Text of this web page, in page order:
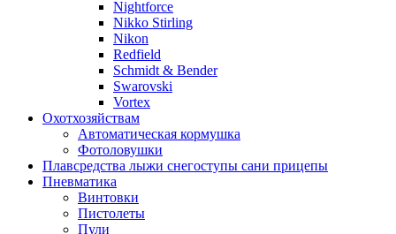
Nightforce
Nikko Stirling
Nikon
Redfield
Schmidt & Bender
Swarovski
Vortex
Охотхозяйствам
Автоматическая кормушка
Фотоловушки
Плавсредства лыжи снегоступы сани прицепы
Пневматика
Винтовки
Пистолеты
Пули